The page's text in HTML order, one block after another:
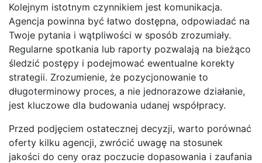
Kolejnym istotnym czynnikiem jest komunikacja.
Agencja powinna być łatwo dostępna, odpowiadać na
Twoje pytania i wątpliwości w sposób zrozumiały.
Regularne spotkania lub raporty pozwalają na bieżąco
śledzić postępy i podejmować ewentualne korekty
strategii. Zrozumienie, że pozycjonowanie to
długoterminowy proces, a nie jednorazowe działanie,
jest kluczowe dla budowania udanej współpracy.
Przed podjęciem ostatecznej decyzji, warto porównać
oferty kilku agencji, zwrócić uwagę na stosunek
jakości do ceny oraz poczucie dopasowania i zaufania